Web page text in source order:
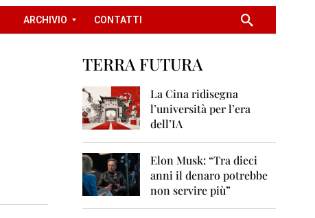
ARCHIVIO
2
CONTATTI
TERRA FUTURA
La Cina ridisegna
l’università per l’era
dell’IA
Elon Musk: “Tra dieci
anni il denaro potrebbe
non servire più”